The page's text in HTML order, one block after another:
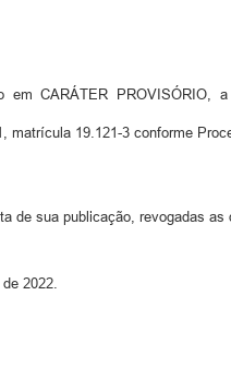
em CARÁTER PROVISÓRIO,
matrícula 19.121-3 conforme
de sua publicação, revogadas
2022.